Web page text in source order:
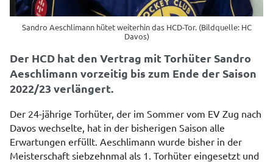
Sandro Aeschlimann hütet weiterhin das HCD-Tor. (Bildquelle: HC
Davos)
Der HCD hat den Vertrag mit Torhüter Sandro
Aeschlimann vorzeitig bis zum Ende der Saison
2022/23 verlängert.
Der 24-jährige Torhüter, der im Sommer vom EV Zug nach
Davos wechselte, hat in der bisherigen Saison alle
Erwartungen erfüllt. Aeschlimann wurde bisher in der
Meisterschaft siebzehnmal als 1. Torhüter eingesetzt und